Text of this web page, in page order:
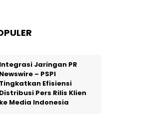
Integrasi Jaringan PR
Newswire – PSPI
Tingkatkan Efisiensi
Distribusi Pers Rilis Klien
ke Media Indonesia